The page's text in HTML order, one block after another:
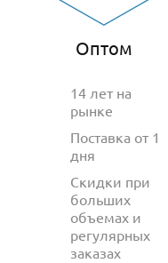
Оптом
14 лет на
рынке
Поставка от 1
дня
Скидки при
больших
объемах и
регулярных
заказах